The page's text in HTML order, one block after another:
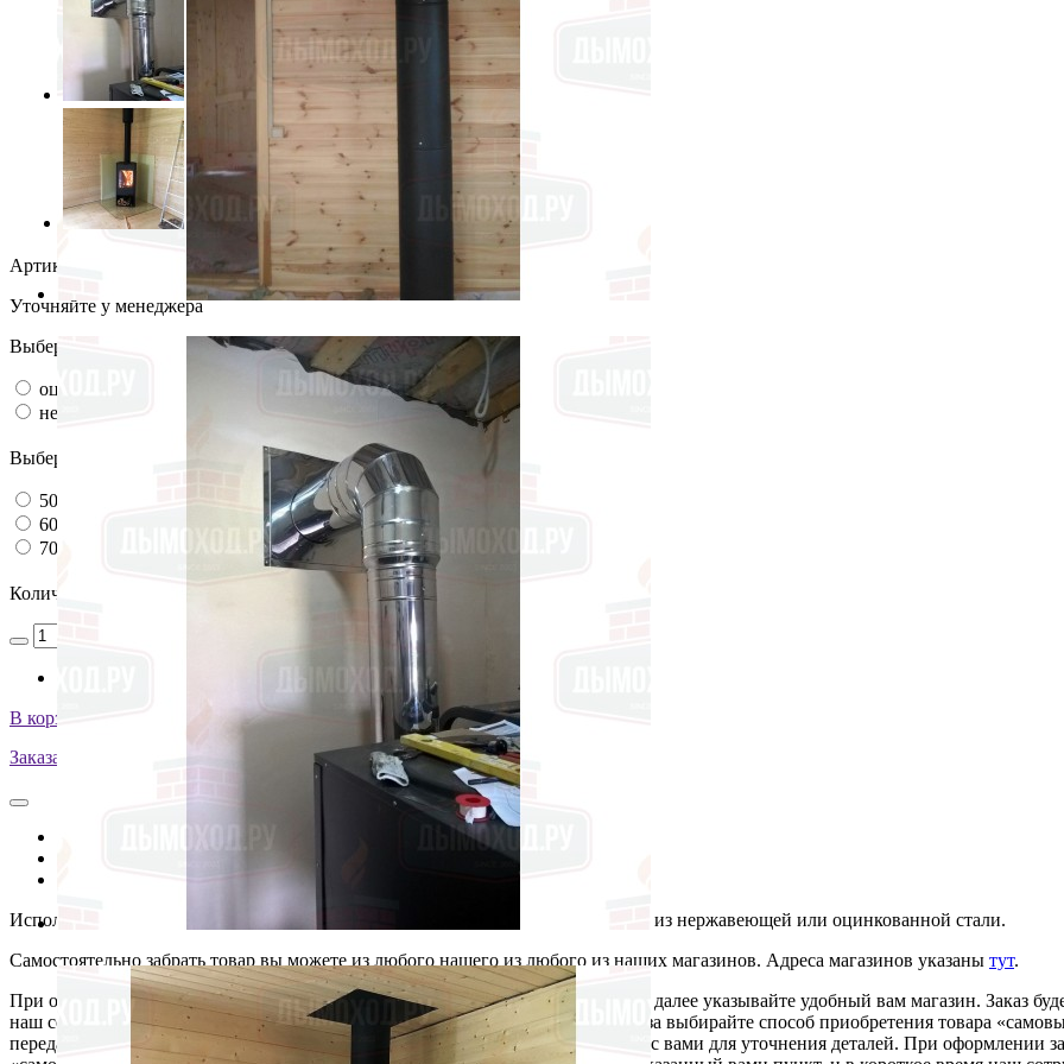
Артикул:
Уточняйте у менеджера
Выберите марку стали
оцинковка
нерж. 430
Выберите габаритный размер
500*500мм
600*600мм
700*700мм
Количество
В корзину
Заказать монтаж изделия
Используется для закарытия отверстия разделки перекрытия. Изготавливается из нержавеющей или оцинкованной стали.
Самостоятельно забрать товар вы можете из любого нашего из любого из наших магазинов. Адреса магазинов указаны тут.
При оформлении заказа выбирайте способ приобретения товара «самовывоз», далее указывайте удобный вам магазин. Заказ
наш сотрудник свяжется с вами для уточнения деталей. При оформлении заказа выбирайте способ приобретения товара
передан в указанный вами пункт, и в короткое время наш сотрудник свяжется с вами для уточнения деталей. При оформлении